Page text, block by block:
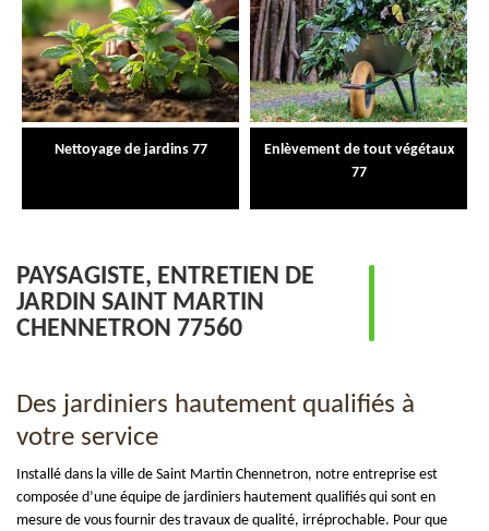
Nettoyage de jardins 77
Enlèvement de tout végétaux
77
PAYSAGISTE, ENTRETIEN DE
JARDIN SAINT MARTIN
CHENNETRON 77560
Des jardiniers hautement qualifiés à
votre service
Installé dans la ville de Saint Martin Chennetron, notre entreprise est
composée d’une équipe de jardiniers hautement qualifiés qui sont en
mesure de vous fournir des travaux de qualité, irréprochable. Pour que